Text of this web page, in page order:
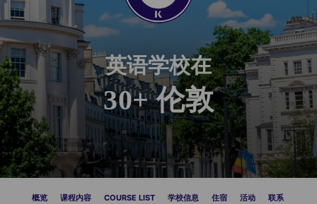
英语学校在
30+ 伦敦
概览 课程内容 COURSE LIST 学校信息 住宿 活动 联系